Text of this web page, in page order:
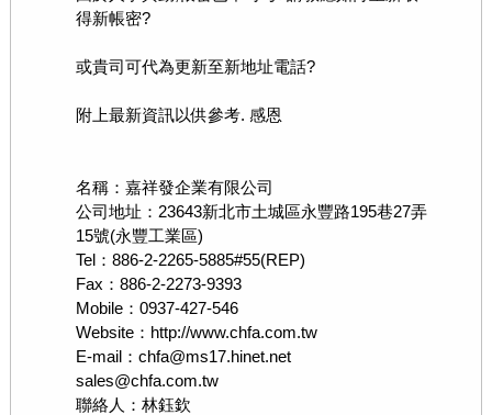
得新帳密?
或貴司可代為更新至新地址電話?
附上最新資訊以供參考. 感恩
名稱：嘉祥發企業有限公司
公司地址：23643新北市土城區永豐路195巷27弄
15號(永豐工業區)
Tel：886-2-2265-5885#55(REP)
Fax：886-2-2273-9393
Mobile：0937-427-546
Website：http://www.chfa.com.tw
E-mail：chfa@ms17.hinet.net
sales@chfa.com.tw
聯絡人：林鈺欽